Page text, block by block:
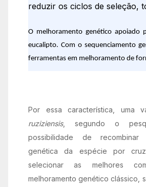
reduzir os ciclos de seleção,
O melhoramento genético apoiado
eucalipto. Com o sequenciamento
ferramentas em melhoramento de
Por essa característica, uma
ruziziensis, segundo o
possibilidade de recombinar
genética da espécie por
selecionar as melhores
melhoramento genético clássico,